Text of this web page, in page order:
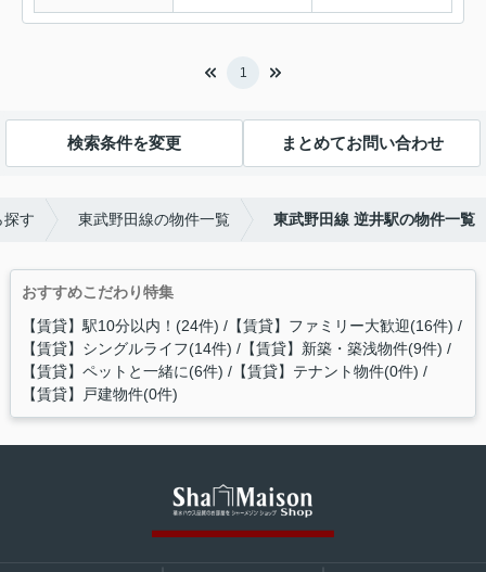
1
検索条件を変更 まとめてお問い合わせ
探す 東武野田線の物件一覧 東武野田線 逆井駅の物件一覧
おすすめこだわり特集
【賃貸】駅10分以内！(24件) 【賃貸】ファミリー大歓迎(16件)
【賃貸】シングルライフ(14件) 【賃貸】新築・築浅物件(9件)
【賃貸】ペットと一緒に(6件) 【賃貸】テナント物件(0件)
【賃貸】戸建物件(0件)